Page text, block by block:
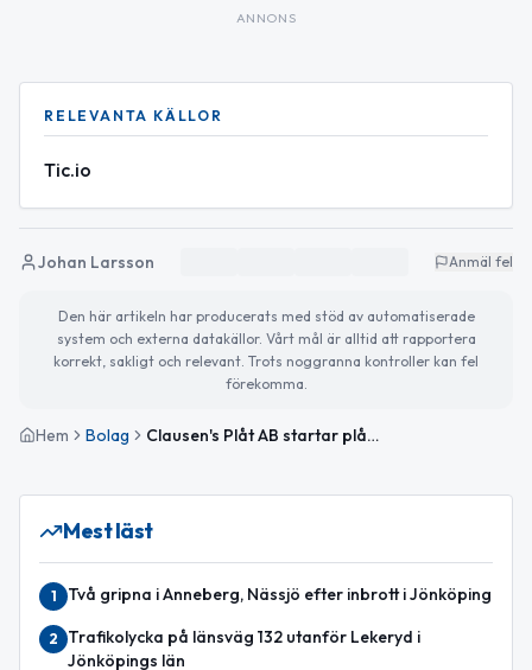
ANNONS
RELEVANTA KÄLLOR
Tic.io
Johan Larsson Anmäl fel
Den här artikeln har producerats med stöd av automatiserade
system och externa datakällor. Vårt mål är alltid att rapportera
korrekt, sakligt och relevant. Trots noggranna kontroller kan fel
förekomma.
Hem Bolag Clausen's Plåt AB startar plåtslageriverksamhet
Mest läst
1 Två gripna i Anneberg, Nässjö efter inbrott i Jönköping
2
Trafikolycka på länsväg 132 utanför Lekeryd i
Jönköpings län